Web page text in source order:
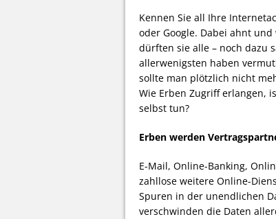
Kennen Sie all Ihre
oder Google. Dabei ahnt
dürften sie alle – noch dazu
allerwenigsten haben
sollte man plötzlich nicht
Wie Erben Zugriff erlangen,
selbst tun?
Erben werden
E-Mail, Online-Banking,
zahllose weitere Online-
Spuren in der unendlichen
verschwinden die Daten